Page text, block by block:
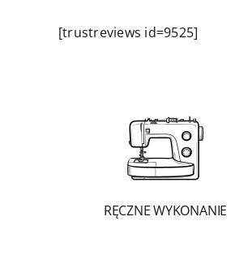
[trustreviews id=9525]
RĘCZNE WYKONANIE